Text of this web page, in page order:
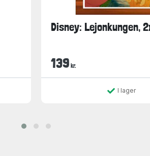
Disney: Lejonkungen,
139 kr.
I lager